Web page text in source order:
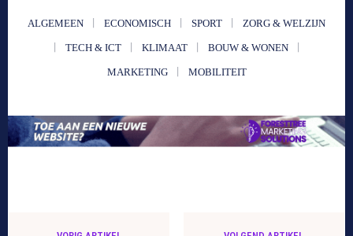
ALGEMEEN ECONOMISCH SPORT ZORG & WELZIJN
TECH & ICT KLIMAAT BOUW & WONEN
MARKETING MOBILITEIT